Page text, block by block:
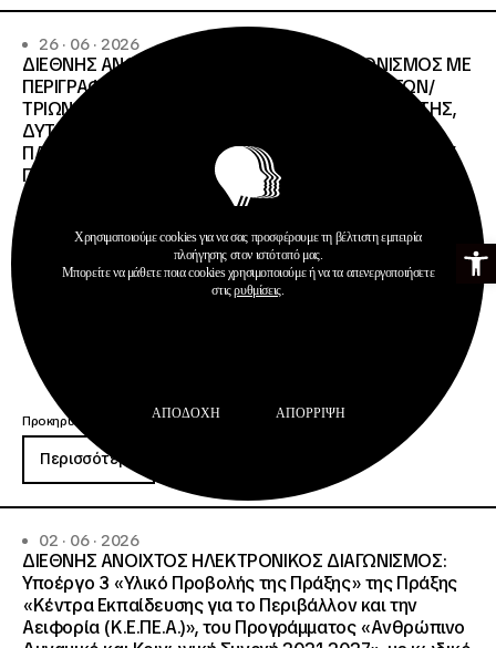
Ανοίξτε
26 · 06 · 2026
ΔΙΕΘΝΗΣ ΑΝΟΙΧΤΟΣ ΗΛΕΚΤΡΟΝΙΚΟΣ ΔΙΑΓΩΝΙΣΜΟΣ ΜΕ
ΠΕΡΙΓΡΑΦΗ:ΥΠΗΡΕΣΙΕΣ ΣΤΕΓΑΣΗΣ ΤΩΝ ΦΟΙΤΗΤΩΝ/
ΤΡΙΩΝ ΤΩΝ ΠΑΝΕΠΙΣΤΗΜΙΑΚΩΝ ΙΔΡΥΜΑΤΩΝ KΡΗΤΗΣ,
ΔΥΤΙΚΗΣ ΜΑΚΕΔΟΝΙΑΣ, ΔΗΜΟΚΡΙΤΕΙΟΥ
ΠΑΝΕΠΙΣΤΗΜΙΟΥ ΘΡΑΚΗΣ, ΕΛΛΗΝΙΚΟΥ ΜΕΣΟΓΕΙΑΚΟΥ
ΠΑΝΕΠΙΣΤΗΜΙΟΥ, ΠΑΤΡΩΝ
Προκηρύξεις
Περισσότερα
02 · 06 · 2026
ΔΙΕΘΝΗΣ ΑΝΟΙΧΤΟΣ ΗΛΕΚΤΡΟΝΙΚΟΣ ΔΙΑΓΩΝΙΣΜΟΣ:
Υποέργο 3 «Υλικό Προβολής της Πράξης» της Πράξης
«Κέντρα Εκπαίδευσης για το Περιβάλλον και την
Αειφορία (Κ.Ε.ΠΕ.Α.)», του Προγράμματος «Ανθρώπινο
Χρησιμοποιούμε cookies για να σας προσφέρουμε τη βέλτιστη εμπειρία
πλοήγησης στον ιστότοπό μας.
Μπορείτε να μάθετε ποια cookies χρησιμοποιούμε ή να τα απενεργοποιήσετε
στιςρυθμίσεις.
ΑΠΟΔΟΧΉ ΑΠΌΡΡΙΨΗ